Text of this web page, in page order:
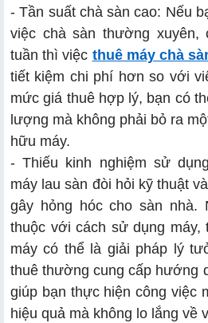
- Tần suất chà sàn cao: Nếu
việc chà sàn thường xuyên,
tuần thì việc thuê máy chà
tiết kiệm chi phí hơn so với
mức giá thuê hợp lý, bạn có
lượng mà không phải bỏ ra
hữu máy.
- Thiếu kinh nghiệm sử
máy lau sàn đòi hỏi kỹ thuật
gây hỏng hóc cho sàn nhà.
thuộc với cách sử dụng máy,
máy có thể là giải pháp lý
thuê thường cung cấp hướng
giúp bạn thực hiện công việc
hiệu quả mà không lo lắng về